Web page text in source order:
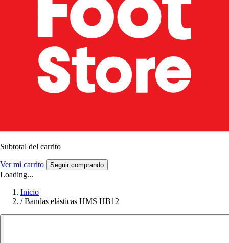
Subtotal del carrito
Ver mi carrito Seguir comprando
Loading...
Inicio
/ Bandas elásticas HMS HB12